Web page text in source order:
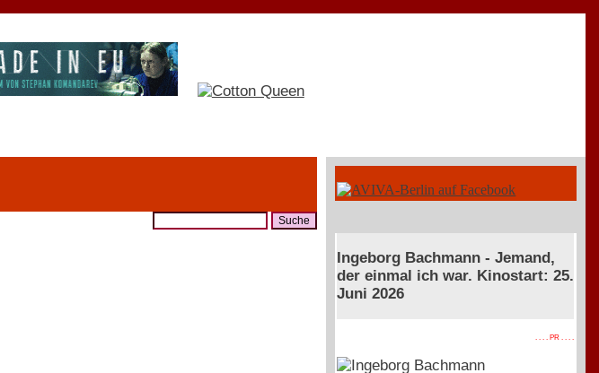
Ingeborg Bachmann - Jemand,
der einmal ich war. Kinostart: 25.
Juni 2026
. . . . PR . . . .